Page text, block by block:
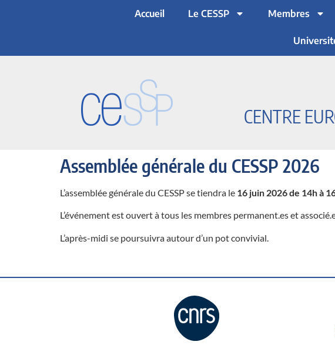
Accueil Le CESSP Membres
CENTRE
Assemblée générale du CESSP 2026
L’assemblée générale du CESSP se tiendra le 16 juin 2026 de 14h à
L’événement est ouvert à tous les membres permanent.es et
L’après-midi se poursuivra autour d’un pot convivial.